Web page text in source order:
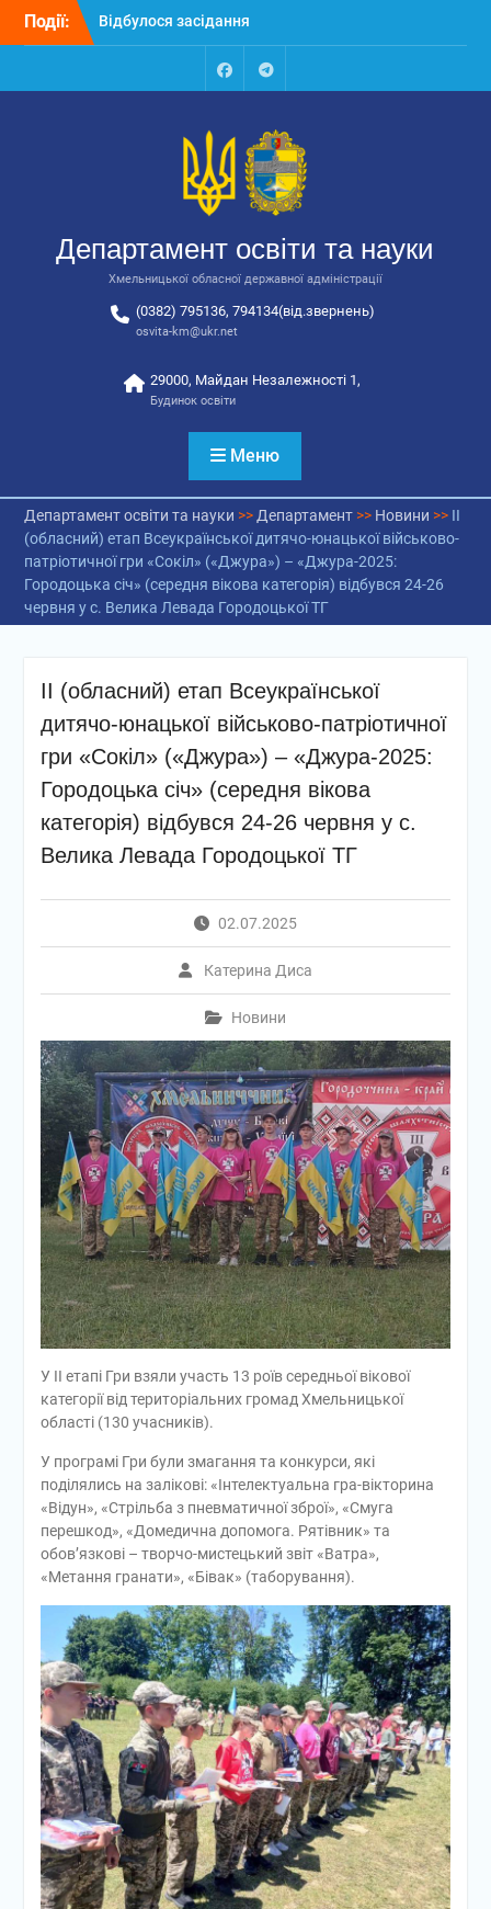
Перейти
Події:
Відбулась обласна
нарада для
відповідальних за
національно-патріотичне
Відбулося вручення трьох
автобусів для потреб
закладів освіти
Відбулося засідання
освіти та науки обласної
державної адміністрації
FacebookTalegram
Департамент освіти та науки
Хмельницької обласної державної адміністрації
(0382) 795136, 794134(від.звернень)
osvita-km@ukr.net
29000, Майдан Незалежності 1,
Будинок освіти
Меню
Департамент освіти та науки >> Департамент>> Новини >> ІІ
(обласний) етап Всеукраїнської дитячо-юнацької військово-
патріотичної гри «Сокіл» («Джура») – «Джура-2025:
Городоцька січ» (середня вікова категорія) відбувся 24-26
червня у с. Велика Левада Городоцької ТГ
ІІ (обласний) етап Всеукраїнської
дитячо-юнацької військово-патріотичної
гри «Сокіл» («Джура») – «Джура-2025:
Городоцька січ» (середня вікова
категорія) відбувся 24-26 червня у с.
Велика Левада Городоцької ТГ
02.07.2025
Катерина Диса
Новини
У ІІ етапі Гри взяли участь 13 роїв середньої вікової
категорії від територіальних громад Хмельницької
області (130 учасників).
У програмі Гри були змагання та конкурси, які
поділялись на залікові: «Інтелектуальна гра-вікторина
«Відун», «Стрільба з пневматичної зброї», «Смуга
перешкод», «Домедична допомога. Рятівник» та
обов’язкові – творчо-мистецький звіт «Ватра»,
«Метання гранати», «Бівак» (таборування).